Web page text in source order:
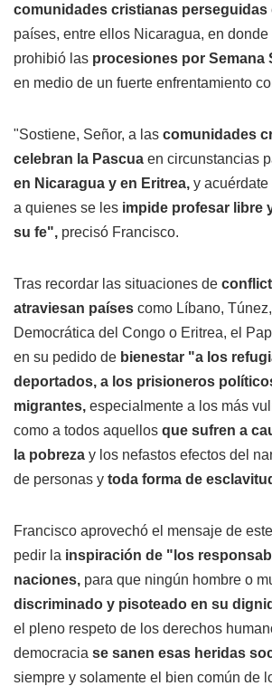
comunidades cristianas perseguidas
países, entre ellos Nicaragua, en
prohibió las procesiones por Semana
en medio de un fuerte enfrentamiento
"Sostiene, Señor, a las comunidades
celebran la Pascua en circunstancias
en Nicaragua y en Eritrea, y
a quienes se les impide profesar libre
su fe", precisó Francisco.
Tras recordar las situaciones de
atraviesan países como Líbano,
Democrática del Congo o Eritrea, el
en su pedido de bienestar "a los
deportados, a los prisioneros
migrantes, especialmente a los más
como a todos aquellos que sufren a
la pobreza y los nefastos efectos del
de personas y toda forma de
Francisco aprovechó el mensaje de
pedir la inspiración de "los
naciones, para que ningún hombre o
discriminado y pisoteado en su
el pleno respeto de los derechos
democracia se sanen esas heridas
siempre y solamente el bien común de